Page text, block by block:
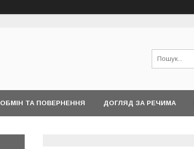
ОБМІН ТА ПОВЕРНЕННЯ ДОГЛЯД ЗА РЕЧИМА